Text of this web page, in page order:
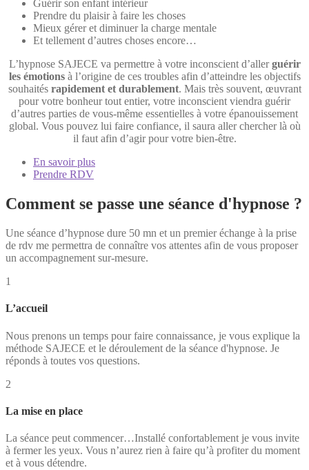
Guérir son enfant intérieur
Prendre du plaisir à faire les choses
Mieux gérer et diminuer la charge mentale
Et tellement d’autres choses encore…
L’hypnose SAJECE va permettre à votre inconscient d’allerguérir
les émotionsà l’origine de ces troubles afin d’atteindre les objectifs
souhaités rapidement et durablement. Mais très souvent, œuvrant
pour votre bonheur tout entier, votre inconscient viendra guérir
d’autres parties de vous-même essentielles à votre épanouissement
global. Vous pouvez lui faire confiance, il saura aller chercher là où
il faut afin d’agir pour votre bien-être.
En savoir plus
Prendre RDV
Comment se passe une séance d'hypnose ?
Une séance d’hypnose dure 50 mn et un premier échange à la prise
de rdv me permettra de connaître vos attentes afin de vous proposer
un accompagnement sur-mesure.
1
L’accueil
Nous prenons un temps pour faire connaissance, je vous explique la
méthode SAJECE et le déroulement de la séance d'hypnose. Je
réponds à toutes vos questions.
2
La mise en place
La séance peut commencer…Installé confortablement je vous invite
à fermer les yeux. Vous n’aurez rien à faire qu’à profiter du moment
et à vous détendre.